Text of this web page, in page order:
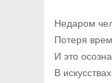
Недаром
Потеря
И это
В